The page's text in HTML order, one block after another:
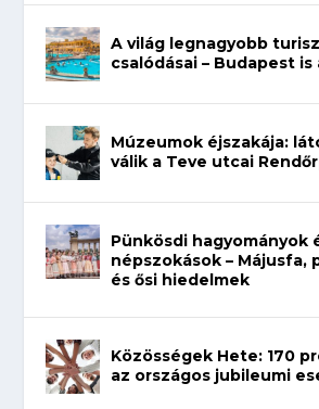
A világ legnagyobb
csalódásai – Budapest is
Múzeumok éjszakája:
válik a Teve utcai
Pünkösdi hagyományok
népszokások – Májusfa,
és ősi hiedelmek
Közösségek Hete: 170
az országos jubileumi